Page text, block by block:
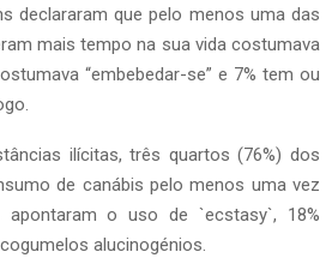
declararam que pelo menos uma das
mais tempo na sua vida costumava
“embebedar-se” e 7% tem ou
ilícitas, três quartos (76%) dos
de canábis pelo menos uma vez
apontaram o uso de `ecstasy`, 18%
alucinogénios.